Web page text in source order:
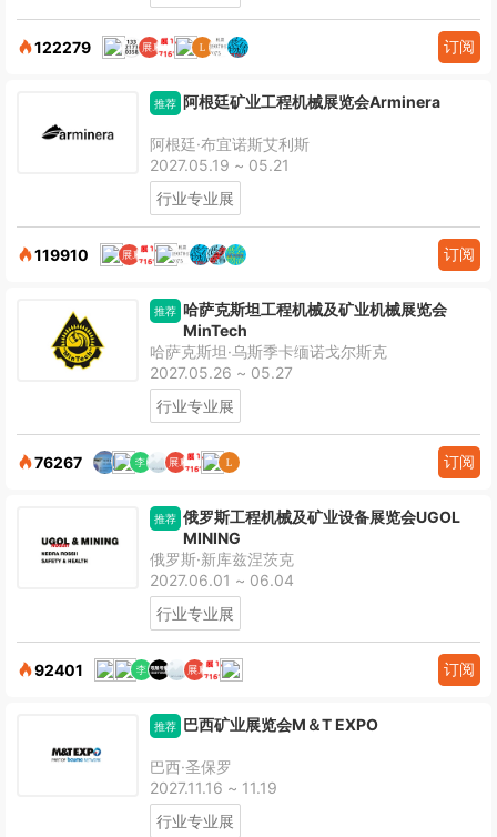
122279 订阅
推荐 阿根廷矿业工程机械展览会Arminera
阿根廷·布宜诺斯艾利斯
2027.05.19 ~ 05.21
行业专业展
119910 订阅
推荐 哈萨克斯坦工程机械及矿业机械展览会
MinTech
哈萨克斯坦·乌斯季卡缅诺戈尔斯克
2027.05.26 ~ 05.27
行业专业展
76267 订阅
推荐 俄罗斯工程机械及矿业设备展览会UGOL
MINING
俄罗斯·新库兹涅茨克
2027.06.01 ~ 06.04
行业专业展
92401 订阅
推荐 巴西矿业展览会M＆T EXPO
巴西·圣保罗
2027.11.16 ~ 11.19
行业专业展